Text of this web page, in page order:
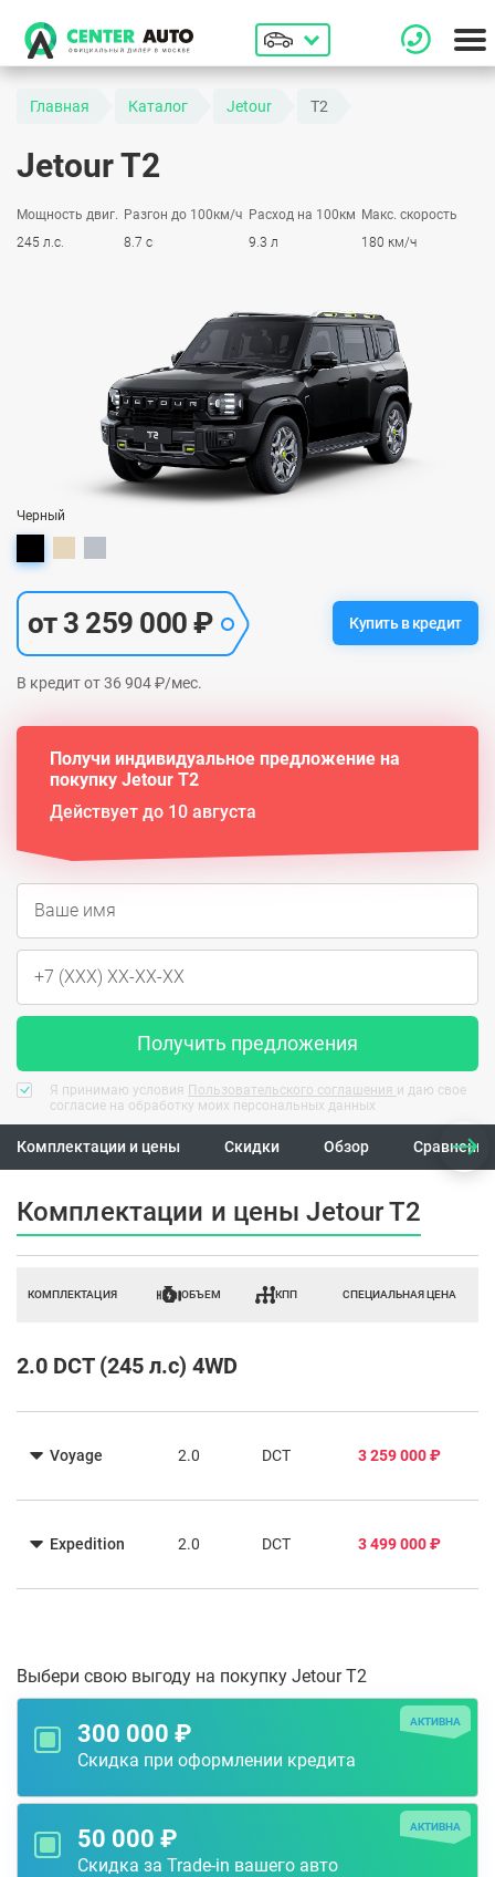
Главная Каталог Jetour T2
Jetour T2
Мощность двиг.
245 л.с.
Разгон до 100км/ч
8.7 с
Расход на 100км
9.3 л
Макс. скорость
180 км/ч
Черный
от 3 259 000 ₽ Купить в кредит
В кредит от 36 904 ₽/мес.
Получи индивидуальное предложение на
покупку Jetour T2
Действует до 10 августа
Получить предложения
Я принимаю условия Пользовательского соглашения и даю свое
согласие на обработку моих персональных данных
Комплектации и цены Скидки Обзор
Комплектации и цены Jetour T2
КОМПЛЕКТАЦИЯ ОБЪЕМ КПП СПЕЦИАЛЬНАЯ ЦЕНА
2.0 DCT (245 л.с) 4WD
Voyage 2.0 DCT 3 259 000 ₽
Expedition 2.0 DCT 3 499 000 ₽
Выбери свою выгоду на покупку Jetour T2
300 000 ₽
Скидка при оформлении кредита
АКТИВНА
50 000 ₽
Скидка за Trade-in вашего авто
АКТИВНА